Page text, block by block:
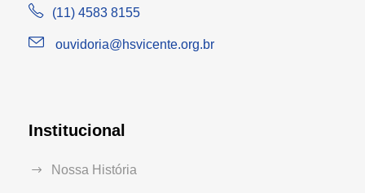
(11) 4583 8155
ouvidoria@hsvicente.org.br
Institucional
Nossa História